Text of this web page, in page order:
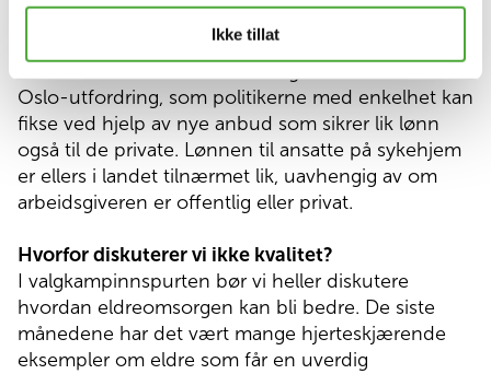
Ikke tillat
Oslo-utfordring, som politikerne med enkelhet kan
fikse ved hjelp av nye anbud som sikrer lik lønn
også til de private. Lønnen til ansatte på sykehjem
er ellers i landet tilnærmet lik, uavhengig av om
arbeidsgiveren er offentlig eller privat.
Hvorfor diskuterer vi ikke kvalitet?
I valgkampinnspurten bør vi heller diskutere
hvordan eldreomsorgen kan bli bedre. De siste
månedene har det vært mange hjerteskjærende
eksempler om eldre som får en uverdig